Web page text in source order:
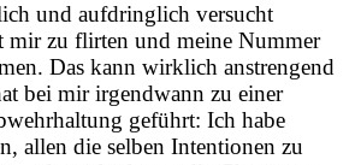
und aufdringlich versucht
mir zu flirten und meine Nummer
Das kann wirklich anstrengend
bei mir irgendwann zu einer
geführt: Ich habe
allen die selben Intentionen zu